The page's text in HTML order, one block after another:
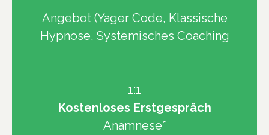
Angebot (Yager Code, Klassische
Hypnose, Systemisches Coaching
1:1
Kostenloses Erstgespräch
Anamnese*